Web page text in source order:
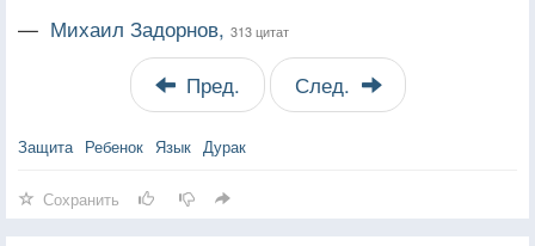
— Михаил Задорнов, 313 цитат
Пред. След.
Защита Ребенок Язык Дурак
Сохранить